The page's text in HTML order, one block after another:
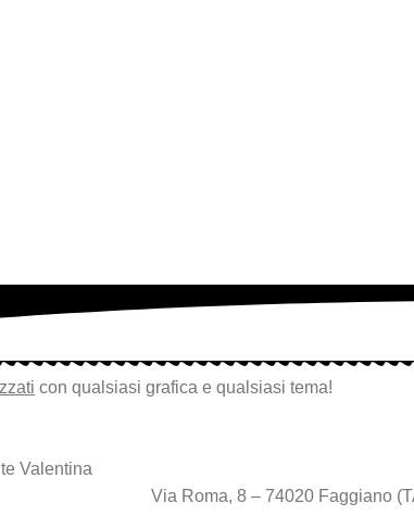
con qualsiasi grafica e qualsiasi tema!
Valentina
Via Roma, 8 – 74020 Faggiano